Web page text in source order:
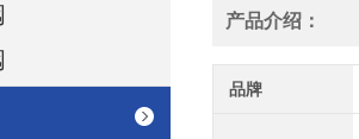
产品介绍：
品牌